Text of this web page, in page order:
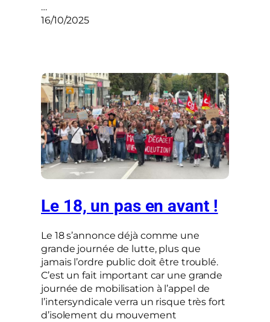
…
16/10/2025
Le 18, un pas en avant !
Le 18 s’annonce déjà comme une
grande journée de lutte, plus que
jamais l’ordre public doit être troublé.
C’est un fait important car une grande
journée de mobilisation à l’appel de
l’intersyndicale verra un risque très fort
d’isolement du mouvement